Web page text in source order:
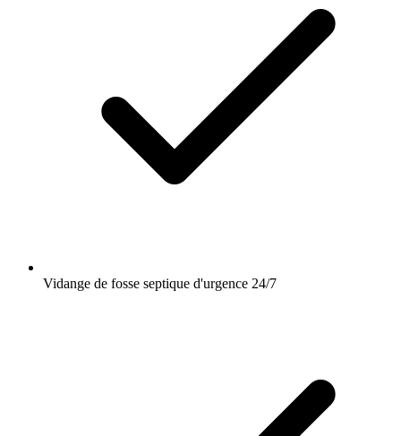
Vidange de fosse septique d'urgence 24/7